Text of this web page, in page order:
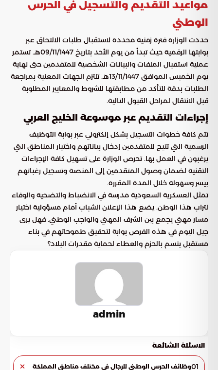
مواعيد التقديم والتسجيل في الحرس
الوطني
حددت الوزارة فترة زمنية محددة لاستقبال طلبات الالتحاق عبر
بوابتها الرقمية حيث تبدأ من يوم الأحد بتاريخ 09/11/1447هـ. تستمر
عملية استقبال الملفات والبيانات الشخصية للمتقدمين حتى نهاية
يوم الخميس الموافق 13/11/1447هـ. تلتزم الجهات المعنية بمراجعة
الطلبات بدقة للتأكد من مطابقتها للشروط والمعايير المطلوبة
قبل الانتقال لمراحل القبول التالية.
إجراءات التقديم عبر موسوعة الخليج العربي
تتم كافة خطوات التسجيل بشكل إلكتروني عبر بوابة التوظيف
الرسمية التي تتيح للمتقدمين إدخال بياناتهم واختيار المناطق التي
يرغبون في العمل بها. تحرص الوزارة على تسهيل كافة الإجراءات
التقنية لضمان وصول المتقدمين إلى المنصة وتسجيل رغباتهم
بيسر وسهولة خلال المدة المقررة.
تمثل العسكرية السعودية مدرسة في الانضباط والتضحية والوفاء
لتراب هذا الوطن. يضع هذا الإعلان الشباب أمام مسؤولية اختيار
مسار مهني يجمع بين الشرف المهني والواجب الوطني. فهل يرى
جيل اليوم في هذه الفرص بوابة لتحقيق طموحاتهم في بناء
مستقبل يتسم بالحزم والعطاء لحماية مقدرات البلاد؟
admin
الاسئلة الشائعة
01وظائف الحرس الوطني للرجال في مختلف مناطق المملكة